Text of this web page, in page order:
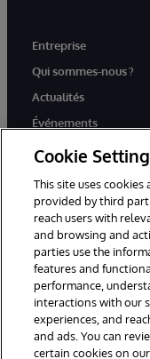
Entreprise
Qui sommes-nous ?
Actualités
Événements
Rejoignez-nous
© 1996-2026
réservés.
Mentions légales
Déclaration de
Accessibilité
Cookie
This site uses
provided by third
reach users with
and browsing and
parties use the
features and
performance,
interactions with our
experiences, and
and ads. You can
certain cookies on